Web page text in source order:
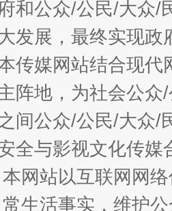
和公众/公民/大众/
发展，最终实现
传媒网站结合现
阵地，为社会公
间公众/公民/大众/
全与影视文化传
网站以互联网网
生活事实，维护